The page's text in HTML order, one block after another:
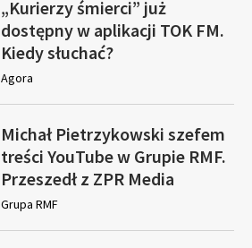
„Kurierzy śmierci” już
dostępny w aplikacji TOK FM.
Kiedy słuchać?
Agora
Michał Pietrzykowski szefem
treści YouTube w Grupie RMF.
Przeszedł z ZPR Media
Grupa RMF